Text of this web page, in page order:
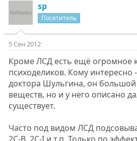
sp
Посетитель
5 Сен 2012
Кроме ЛСД есть ещё огромное
психоделиков. Кому интересно
доктора Шульгина, он большой
веществ, но и у него описано
существует.
Часто под видом ЛСД